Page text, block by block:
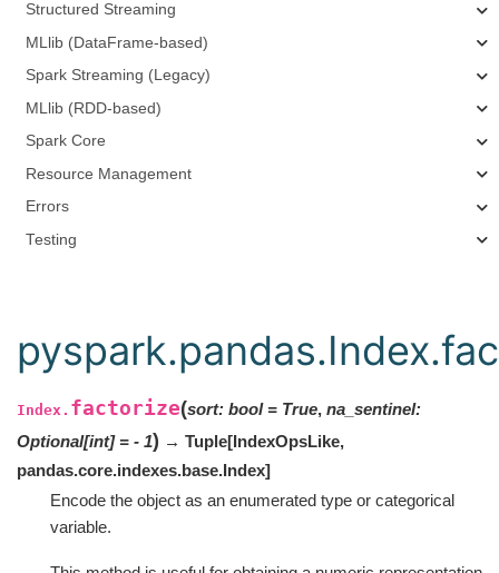
Structured Streaming
MLlib (DataFrame-based)
Spark Streaming (Legacy)
MLlib (RDD-based)
Spark Core
Resource Management
Errors
Testing
Index. factorize(sort: bool = True, na_sentinel:
Optional[int] = - 1) → Tuple[IndexOpsLike,
pandas.core.indexes.base.Index]
Encode the object as an enumerated type or categorical
variable.